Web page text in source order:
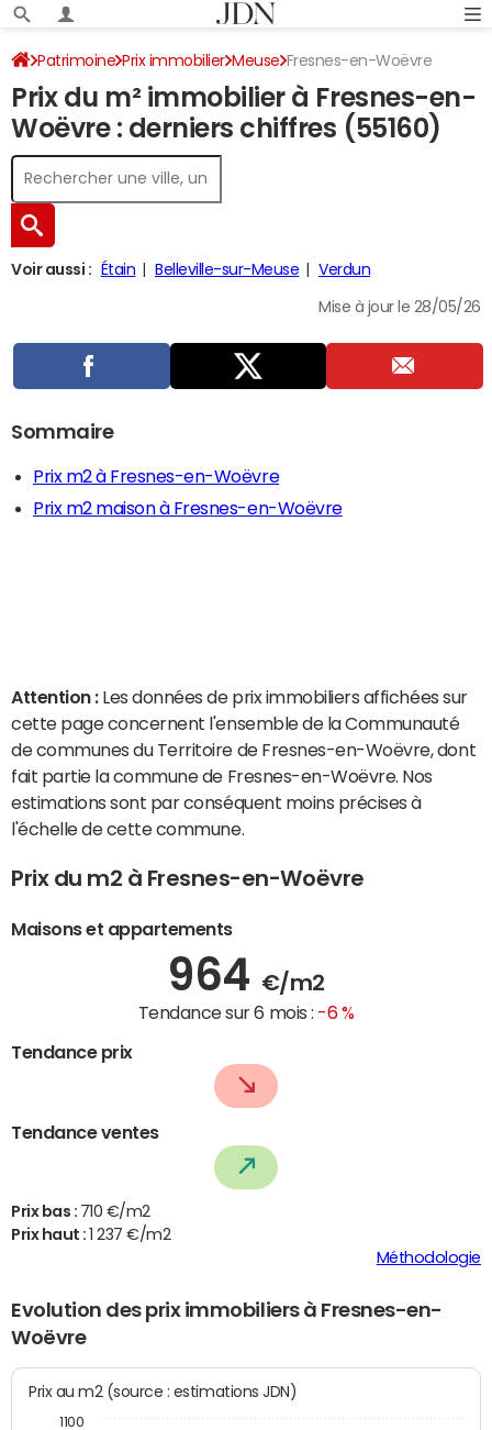
Patrimoine Prix immobilier Meuse Fresnes-en-Woëvre
Prix du m² immobilier à Fresnes-en-
Woëvre : derniers chiffres (55160)
Voir aussi : Étain Belleville-sur-Meuse Verdun
Mise à jour le 28/05/26
Sommaire
Prix m2 à Fresnes-en-Woëvre
Prix m2 maison à Fresnes-en-Woëvre
Attention : Les données de prix immobiliers affichées sur
cette page concernent l'ensemble de la Communauté
de communes du Territoire de Fresnes-en-Woëvre, dont
fait partie la commune de Fresnes-en-Woëvre. Nos
estimations sont par conséquent moins précises à
l'échelle de cette commune.
Prix du m2 à Fresnes-en-Woëvre
Maisons et appartements
964 €/m2
Tendance sur 6 mois : -6 %
Tendance prix
Tendance ventes
Prix bas : 710 €/m2
Prix haut :
1 237 €/m2
Méthodologie
Evolution des prix immobiliers à Fresnes-en-
Woëvre
Prix au m2 (source : estimations JDN)
1100